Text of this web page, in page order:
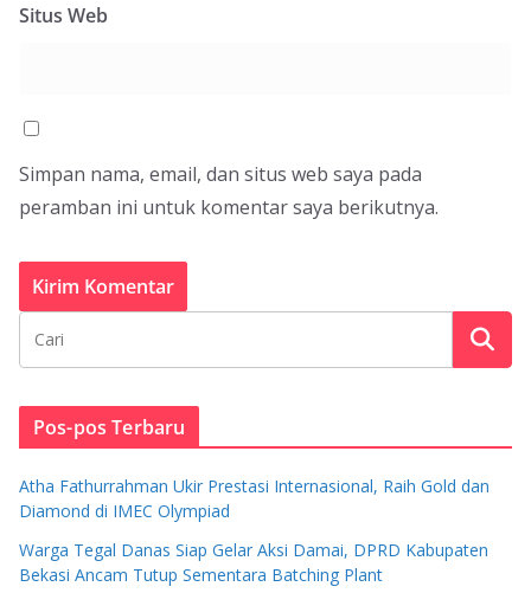
Situs Web
Simpan nama, email, dan situs web saya pada
peramban ini untuk komentar saya berikutnya.
Pos-pos Terbaru
Atha Fathurrahman Ukir Prestasi Internasional, Raih Gold dan
Diamond di IMEC Olympiad
Warga Tegal Danas Siap Gelar Aksi Damai, DPRD Kabupaten
Bekasi Ancam Tutup Sementara Batching Plant